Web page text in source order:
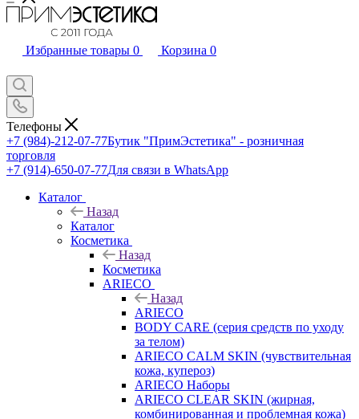
Избранные товары 0 Корзина 0
Телефоны
+7 (984)-212-07-77Бутик "ПримЭстетика" - розничная
торговля
+7 (914)-650-07-77Для связи в WhatsApp
Каталог
Назад
Каталог
Косметика
Назад
Косметика
ARIECO
Назад
ARIECO
BODY CARE (серия средств по уходу
за телом)
ARIECO CALM SKIN (чувствительная
кожа, купероз)
ARIECO Наборы
ARIECO CLEAR SKIN (жирная,
комбинированная и проблемная кожа)